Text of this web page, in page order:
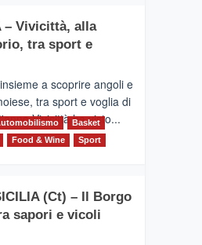
– Vivicittà, alla
tra sport e
a scoprire angoli e
tra sport e voglia di
Vivicittà ha visto...
Basket
Food & Wine
Sport
(Ct) – Il Borgo
sapori e vicoli